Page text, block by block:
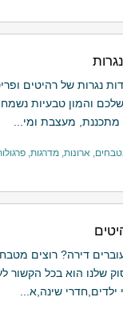
נגרות של רהיטים
והמון טבעיות
מתכננת, מעצבת ומי...
ארונות, מדרגות,
דירה? רוצים
שלנו הוא בכל הקשור
שינה,א...